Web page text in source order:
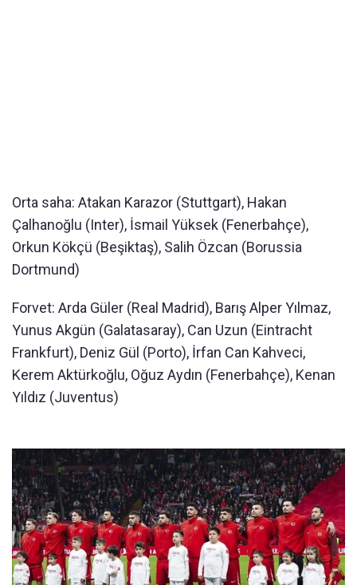
Orta saha: Atakan Karazor (Stuttgart), Hakan
Çalhanoğlu (Inter), İsmail Yüksek (Fenerbahçe),
Orkun Kökçü (Beşiktaş), Salih Özcan (Borussia
Dortmund)
Forvet: Arda Güler (Real Madrid), Barış Alper Yılmaz,
Yunus Akgün (Galatasaray), Can Uzun (Eintracht
Frankfurt), Deniz Gül (Porto), İrfan Can Kahveci,
Kerem Aktürkoğlu, Oğuz Aydın (Fenerbahçe), Kenan
Yıldız (Juventus)